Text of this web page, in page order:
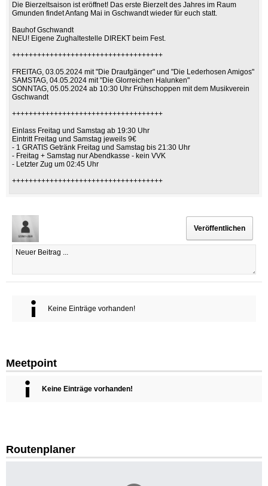
Die Bierzeltsaison ist eröffnet! Das erste Bierzelt des Jahres im Raum
Gmunden findet Anfang Mai in Gschwandt wieder für euch statt.
Bauhof Gschwandt
NEU! Eigene Zughaltestelle DIREKT beim Fest.
++++++++++++++++++++++++++++++++++++
FREITAG, 03.05.2024 mit "Die Draufgänger" und "Die Lederhosen Amigos"
SAMSTAG, 04.05.2024 mit "Die Glorreichen Halunken"
SONNTAG, 05.05.2024 ab 10:30 Uhr Frühschoppen mit dem Musikverein
Gschwandt
++++++++++++++++++++++++++++++++++++
Einlass Freitag und Samstag ab 19:30 Uhr
Eintritt Freitag und Samstag jeweils 9€
- 1 GRATIS Getränk Freitag und Samstag bis 21:30 Uhr
- Freitag + Samstag nur Abendkasse - kein VVK
- Letzter Zug um 02:45 Uhr
++++++++++++++++++++++++++++++++++++
Keine Einträge vorhanden!
Meetpoint
Keine Einträge vorhanden!
Routenplaner